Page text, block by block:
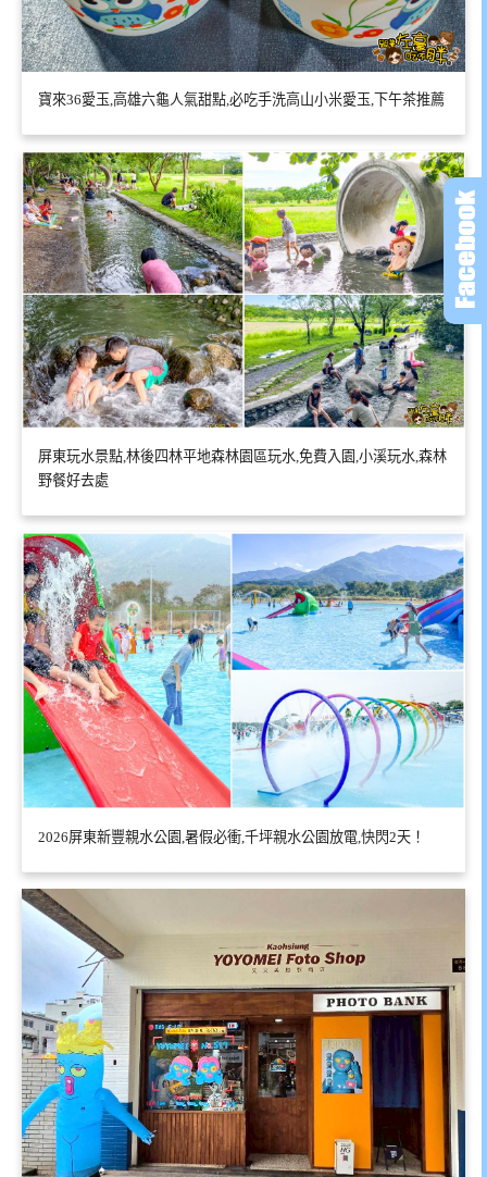
寶來36愛玉,高雄六龜人氣甜點,必吃手洗高山小米愛玉,下午茶推薦
屏東玩水景點,林後四林平地森林園區玩水,免費入園,小溪玩水,森林
野餐好去處
2026屏東新豐親水公園,暑假必衝,千坪親水公園放電,快閃2天！